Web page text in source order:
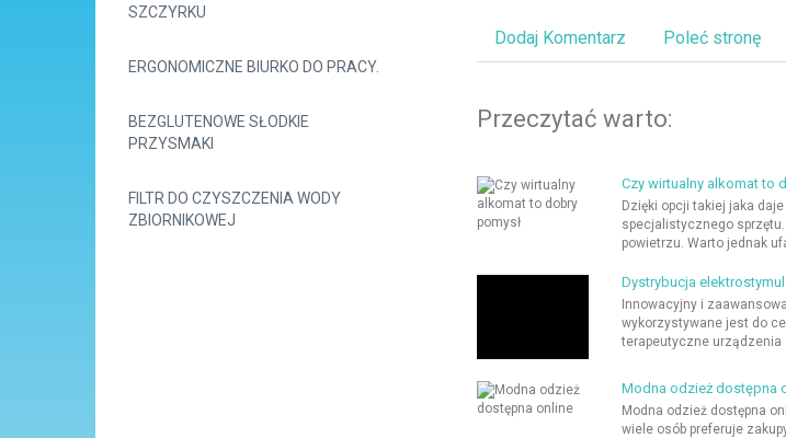
SZCZYRKU
ERGONOMICZNE BIURKO DO PRACY.
BEZGLUTENOWE SŁODKIE
PRZYSMAKI
FILTR DO CZYSZCZENIA WODY
ZBIORNIKOWEJ
Dodaj Komentarz Poleć stronę
Przeczytać warto:
Czy wirtualny alkomat to
Dzięki opcji takiej jaka
specjalistycznego
powietrzu. Warto jednak
Dystrybucja
Innowacyjny i
wykorzystywane jest do
terapeutyczne urządzenia
Modna odzież dostępna
Modna odzież dostępna
wiele osób preferuje